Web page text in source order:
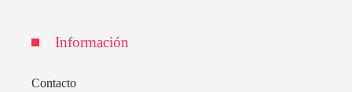
Información
Contacto